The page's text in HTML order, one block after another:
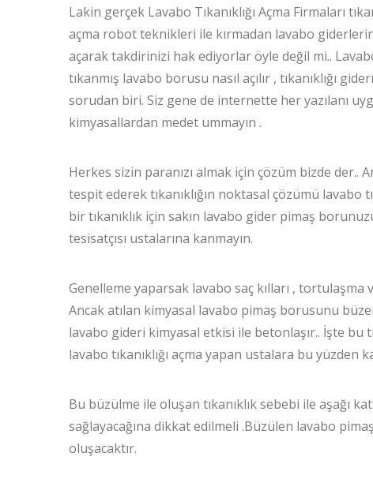
Lakin gerçek Lavabo Tıkanıklığı Açma Firmaları
açma robot teknikleri ile kırmadan lavabo
açarak takdirinizi hak ediyorlar öyle değil mi..
tıkanmış lavabo borusu nasıl açılır , tıkanıklığı
sorudan biri. Siz gene de internette her yazılanı
kimyasallardan medet ummayın .
Herkes sizin paranızı almak için çözüm bizde der..
tespit ederek tıkanıklığın noktasal çözümü lavabo
bir tıkanıklık için sakın lavabo gider pimaş
tesisatçısı ustalarına kanmayın.
Genelleme yaparsak lavabo saç kılları , tortulaşma
Ancak atılan kimyasal lavabo pimaş borusunu
lavabo gideri kimyasal etkisi ile betonlaşır.. İşte bu
lavabo tıkanıklığı açma yapan ustalara bu yüzden
Bu büzülme ile oluşan tıkanıklık sebebi ile aşağı
sağlayacağına dikkat edilmeli .Büzülen lavabo
oluşacaktır.